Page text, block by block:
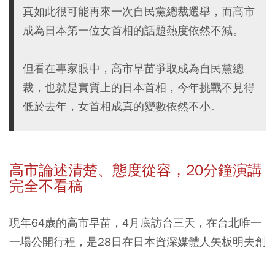
真如此很可能再來一次自民黨總裁選舉，而高市
成為日本第一位女首相的話題熱度依然不減。
但看在專家眼中，高市早苗爭取成為自民黨總
裁，也就是實質上的日本首相，今年挑戰不見得
低於去年，女首相成真的變數依然不小。
高市論述清楚、態度從容，20分鐘演講
完全不看稿
現年64歲的高市早苗，4月底訪台三天，在台北唯一
一場公開行程，是28日在日本資深媒體人矢板明夫創